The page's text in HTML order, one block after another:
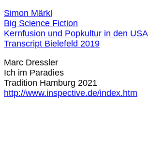
Simon Märkl
Big Science Fiction
Kernfusion und Popkultur in den USA
Transcript Bielefeld 2019
Marc Dressler
Ich im Paradies
Tradition Hamburg 2021
http://www.inspective.de/index.htm